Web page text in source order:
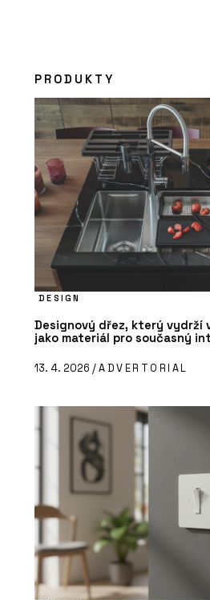
PRODUKTY
DESIGN
Designový dřez, který vydrží
jako materiál pro současný
13. 4. 2026 /ADVERTORIAL